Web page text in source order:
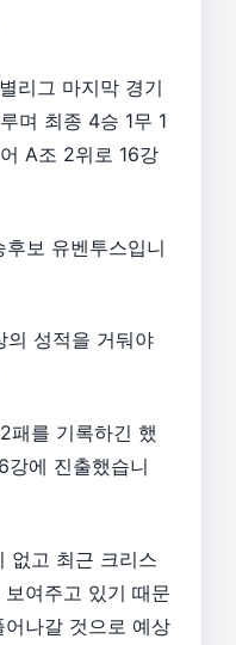
리그 마지막 경기
며 최종 4승 1무 1
A조 2위로 16강
보 유벤투스입니
의 성적을 거둬야
패를 기록하긴 했
강에 진출했습니
없고 최근 크리스
여주고 있기 때문
나갈 것으로 예상